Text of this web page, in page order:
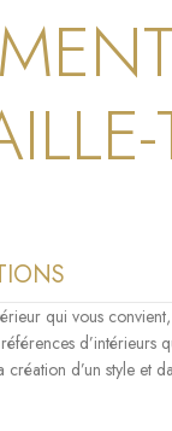
qui vous
d’intérieurs
d’un style et